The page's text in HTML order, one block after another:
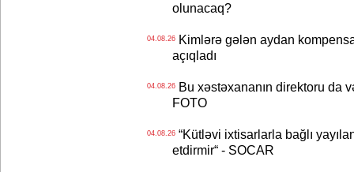
olunacaq?
04.08.26Kimlərə gələn aydan
açıqladı
04.08.26Bu xəstəxananın direktoru da
FOTO
04.08.26“Kütləvi ixtisarlarla bağlı
etdirmir“ - SOCAR